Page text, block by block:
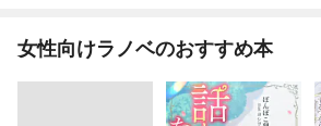
女性向けラノベのおすすめ本